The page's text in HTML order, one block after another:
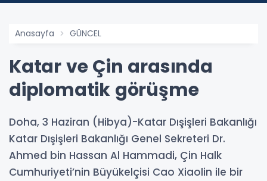
Anasayfa GÜNCEL
Katar ve Çin arasında
diplomatik görüşme
Doha, 3 Haziran (Hibya)-Katar Dışişleri Bakanlığı
Katar Dışişleri Bakanlığı Genel Sekreteri Dr.
Ahmed bin Hassan Al Hammadi, Çin Halk
Cumhuriyeti’nin Büyükelçisi Cao Xiaolin ile bir